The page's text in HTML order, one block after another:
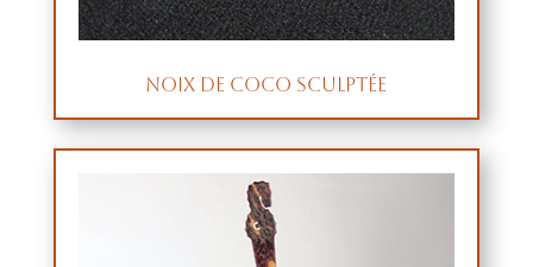
Noix de coco sculptée